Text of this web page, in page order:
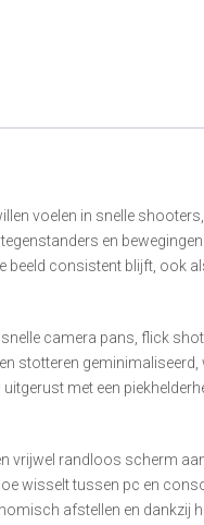
voelen in snelle
en
beeld consistent blijft, ook
camera pans, flick
stotteren
met een
vrijwel randloos scherm
wisselt tussen pc en
afstellen en dankzij